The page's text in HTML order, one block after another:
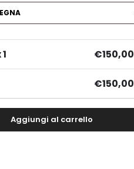
€150,00
€150,00
Aggiungi al carrello